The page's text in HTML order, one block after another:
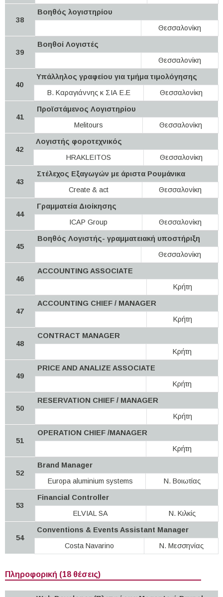
38
Βοηθός λογιστηρίου
Θεσσαλονίκη
39
Βοηθοί Λογιστές
Θεσσαλονίκη
40
Υπάλληλος γραφείου για τμήμα τιμολόγησης
Β. Καραγιάννης κ ΣΙΑ Ε.Ε
Θεσσαλονίκη
41
Προϊστάμενος Λογιστηρίου
Melitours
Θεσσαλονίκη
42
Λογιστής φοροτεχνικός
HRAKLEITOS
Θεσσαλονίκη
43
Στέλεχος Εξαγωγών με άριστα Ρουμάνικα
Create & act
Θεσσαλονίκη
44
Γραμματεία Διοίκησης
ICAP Group
Θεσσαλονίκη
45
Βοηθός Λογιστής- γραμματειακή υποστήριξη
Θεσσαλονίκη
46
ACCOUNTING ASSOCIATE
Κρήτη
47
ACCOUNTING CHIEF / MANAGER
Κρήτη
48
CONTRACT MANAGER
Κρήτη
49
PRICE AND ANALIZE ASSOCIATE
Κρήτη
50
RESERVATION CHIEF / MANAGER
Κρήτη
51
OPERATION CHIEF /MANAGER
Κρήτη
52
Brand Manager
Europa aluminium systems
Ν. Βοιωτίας
53
Financial Controller
ELVIAL SA
Ν. Κιλκίς
54
Conventions & Events Assistant Manager
Costa Navarino
Ν. Μεσσηνίας
Πληροφορική (18 θέσεις)